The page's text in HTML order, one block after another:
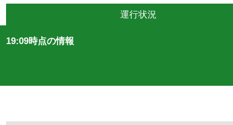
運行状況
19:09時点の情報